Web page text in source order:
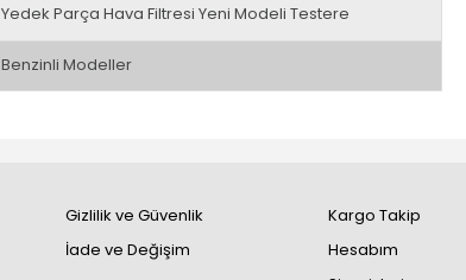
Yedek Parça Hava Filtresi Yeni Modeli Testere
Benzinli Modeller
Gizlilik ve Güvenlik
İade ve Değişim
Kargo Takip
Hesabım